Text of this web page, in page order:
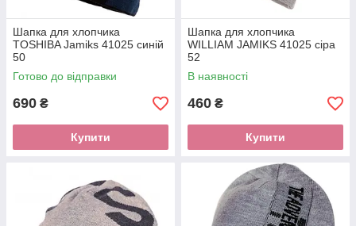
Шапка для хлопчика
TOSHIBA Jamiks 41025 синій
50
Готово до відправки
690 ₴
Купити
Шапка для хлопчика
WILLIAM JAMIKS 41025 сіра
52
В наявності
460 ₴
Купити